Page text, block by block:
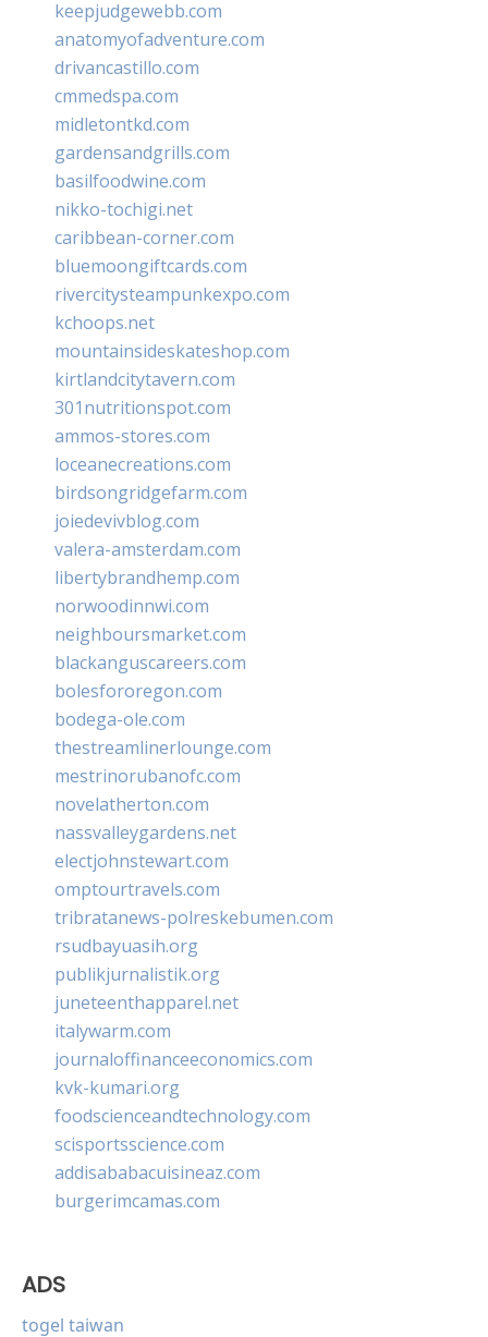
keepjudgewebb.com
anatomyofadventure.com
drivancastillo.com
cmmedspa.com
midletontkd.com
gardensandgrills.com
basilfoodwine.com
nikko-tochigi.net
caribbean-corner.com
bluemoongiftcards.com
rivercitysteampunkexpo.com
kchoops.net
mountainsideskateshop.com
kirtlandcitytavern.com
301nutritionspot.com
ammos-stores.com
loceanecreations.com
birdsongridgefarm.com
joiedevivblog.com
valera-amsterdam.com
libertybrandhemp.com
norwoodinnwi.com
neighboursmarket.com
blackanguscareers.com
bolesfororegon.com
bodega-ole.com
thestreamlinerlounge.com
mestrinorubanofc.com
novelatherton.com
nassvalleygardens.net
electjohnstewart.com
omptourtravels.com
tribratanews-polreskebumen.com
rsudbayuasih.org
publikjurnalistik.org
juneteenthapparel.net
italywarm.com
journaloffinanceeconomics.com
kvk-kumari.org
foodscienceandtechnology.com
scisportsscience.com
addisababacuisineaz.com
burgerimcamas.com
ADS
togel taiwan